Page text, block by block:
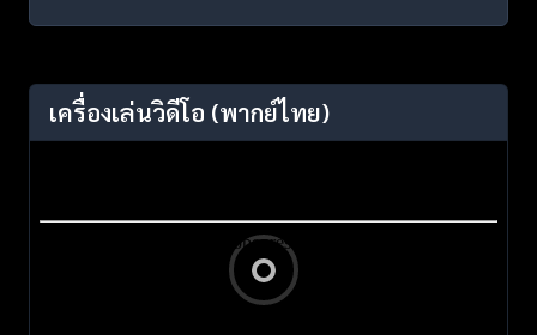
เครื่องเล่นวิดีโอ (พากย์ไทย)